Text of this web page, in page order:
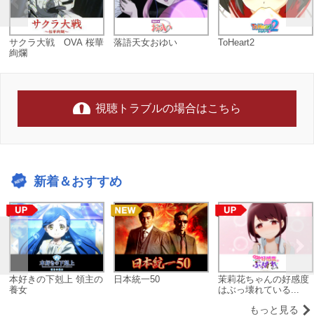
サクラ大戦 OVA 桜華
絢爛
落語天女おゆい ToHeart2
視聴トラブルの場合はこちら
新着＆おすすめ
本好きの下剋上 領主の
養女
日本統一50
茉莉花ちゃんの好感度
はぶっ壊れている...
もっと見る